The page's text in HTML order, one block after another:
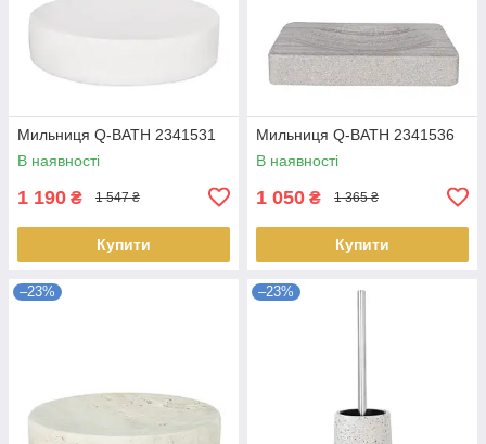
Мильниця Q-BATH 2341531
В наявності
1 190 ₴ 1 547 ₴
Купити
Мильниця Q-BATH 2341536
В наявності
1 050 ₴ 1 365 ₴
Купити
–23% –23%